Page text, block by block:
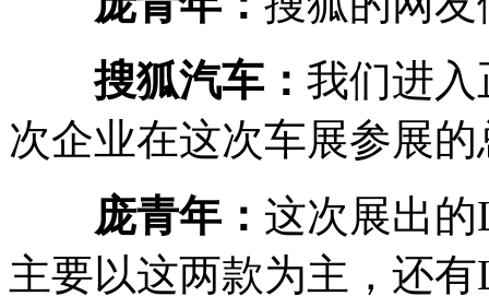
搜狐汽车： 我们进
次企业在这次车展参展
庞青年： 这次展出
主要以这两款为主，还